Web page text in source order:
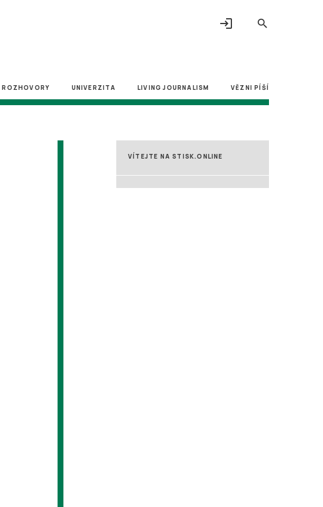
search
login
ROZHOVORY UNIVERZITA LIVING JOURNALISM VĚZNI PÍŠÍ
VÍTEJTE NA STISK.ONLINE